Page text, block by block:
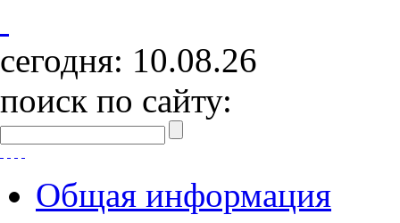
сегодня: 10.08.26
поиск по сайту:
Общая информация